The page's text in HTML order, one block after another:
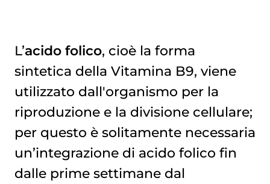
L’acido folico, cioè la forma
sintetica della Vitamina B9, viene
utilizzato dall'organismo per la
riproduzione e la divisione cellulare;
per questo è solitamente necessaria
un’integrazione di acido folico fin
dalle prime settimane dal